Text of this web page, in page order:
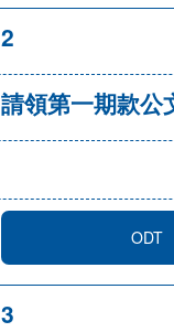
2
請領第一期款公
ODT
3